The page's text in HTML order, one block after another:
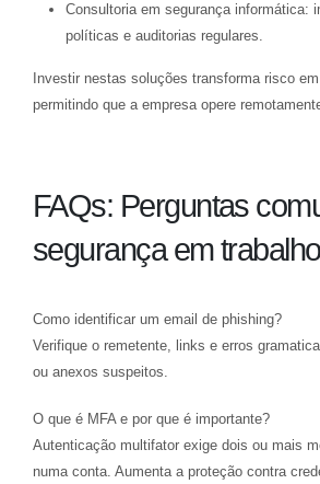
Consultoria em segurança informática:
políticas e auditorias regulares.
Investir nestas soluções transforma risco
permitindo que a empresa opere
FAQs: Perguntas
segurança em
Como identificar um email de phishing?
Verifique o remetente, links e erros
ou anexos suspeitos.
O que é MFA e por que é importante?
Autenticação multifator exige dois ou mais
numa conta. Aumenta a proteção contra